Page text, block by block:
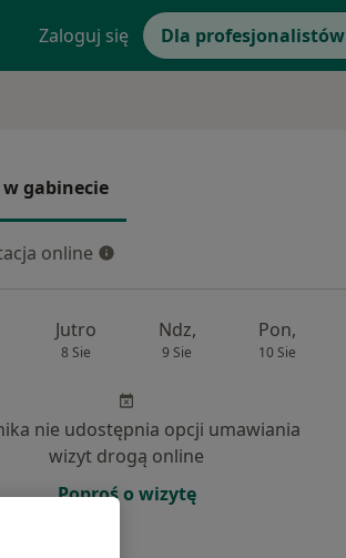
Zaloguj się Dla profesjonalistów
gabinecie
gabinecie
online
online
Jutro
8 Sie
Ndz,
9 Sie
Pon,
10 Sie
nie udostępnia opcji umawiania
wizyt drogą online
Poproś o wizytę